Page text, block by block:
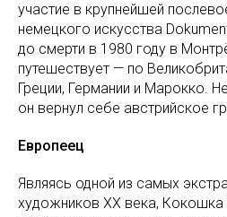
участие в крупнейшей
немецкого искусства
до смерти в 1980 году в
путешествует — по
Греции, Германии и Марокко.
он вернул себе австрийское
Европеец
Являясь одной из самых
художников ХХ века, Кокошка